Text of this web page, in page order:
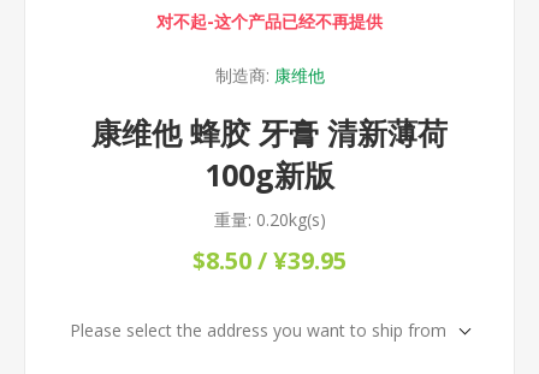
对不起-这个产品已经不再提供
制造商: 康维他
康维他 蜂胶 牙膏 清新薄荷
100g新版
重量: 0.20kg(s)
$8.50 / ¥39.95
Please select the address you want to ship from